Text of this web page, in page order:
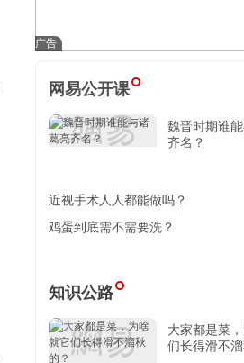
网易公开课
魏晋时期谁
齐名？
近视手术人人都能做吗？
鸡蛋到底需不需要洗？
知识公路
大家都是菜
们长得滑不